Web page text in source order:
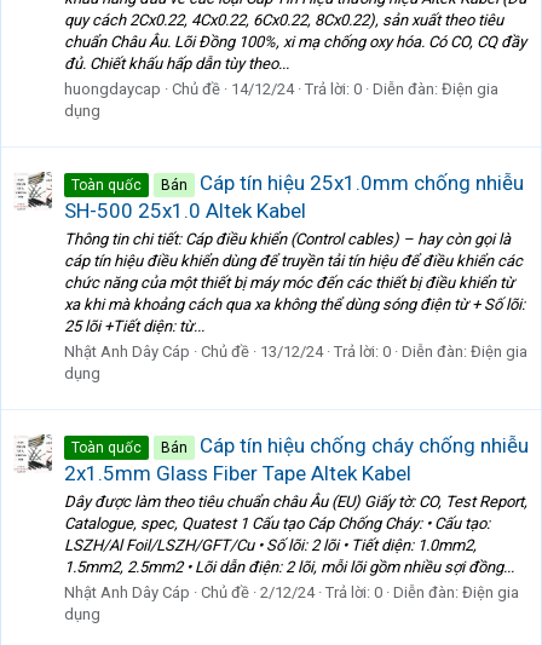
quy cách 2Cx0.22, 4Cx0.22, 6Cx0.22, 8Cx0.22), sản xuất theo tiêu
chuẩn Châu Âu. Lõi Đồng 100%, xi mạ chống oxy hóa. Có CO, CQ đầy
đủ. Chiết khấu hấp dẫn tùy theo...
huongdaycap
Chủ đề 14/12/24 Trả lời: 0 Diễn đàn: Điện gia
dụng
Toàn quốc Bán
Cáp tín hiệu 25x1.0mm chống nhiễu
SH-500 25x1.0 Altek Kabel
Thông tin chi tiết: Cáp điều khiển (Control cables) – hay còn gọi là
cáp tín hiệu điều khiển dùng để truyền tải tín hiệu để điều khiển các
chức năng của một thiết bị máy móc đến các thiết bị điều khiển từ
xa khi mà khoảng cách qua xa không thể dùng sóng điện từ + Số lõi:
25 lõi +Tiết diện: từ...
Nhật Anh Dây Cáp
Chủ đề 13/12/24 Trả lời: 0 Diễn đàn: Điện gia
dụng
Toàn quốc Bán
Cáp tín hiệu chống cháy chống nhiễu
2x1.5mm Glass Fiber Tape Altek Kabel
Dây được làm theo tiêu chuẩn châu Âu (EU) Giấy tờ: CO, Test Report,
Catalogue, spec, Quatest 1 Cấu tạo Cáp Chống Cháy: • Cấu tạo:
LSZH/Al Foil/LSZH/GFT/Cu • Số lõi: 2 lõi • Tiết diện: 1.0mm2,
1.5mm2, 2.5mm2 • Lõi dẫn điện: 2 lõi, mỗi lõi gồm nhiều sợi đồng...
Nhật Anh Dây Cáp
Chủ đề 2/12/24 Trả lời: 0 Diễn đàn: Điện gia
dụng